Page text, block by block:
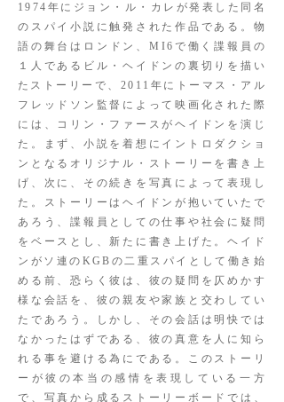
1974年にジョン・ル・カレが発表した同名
のスパイ小説に触発された作品である。物
語の舞台はロンドン、MI6で働く諜報員の
１人であるビル・ヘイドンの裏切りを描い
たストーリーで、2011年にトーマス・アル
フレッドソン監督によって映画化された際
には、コリン・ファースがヘイドンを演じ
た。まず、小説を着想にイントロダクショ
ンとなるオリジナル・ストーリーを書き上
げ、次に、その続きを写真によって表現し
た。ストーリーはヘイドンが抱いていたで
あろう、諜報員としての仕事や社会に疑問
をベースとし、新たに書き上げた。ヘイド
ンがソ連のKGBの二重スパイとして働き始
める前、恐らく彼は、彼の疑問を仄めかす
様な会話を、彼の親友や家族と交わしてい
たであろう。しかし、その会話は明快では
なかったはずである、彼の真意を人に知ら
れる事を避ける為にである。このストーリ
ーが彼の本当の感情を表現している一方
で、写真から成るストーリーボードでは、